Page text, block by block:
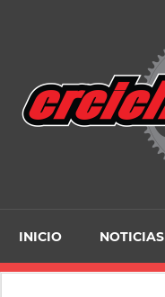
INICIO NOTICIAS